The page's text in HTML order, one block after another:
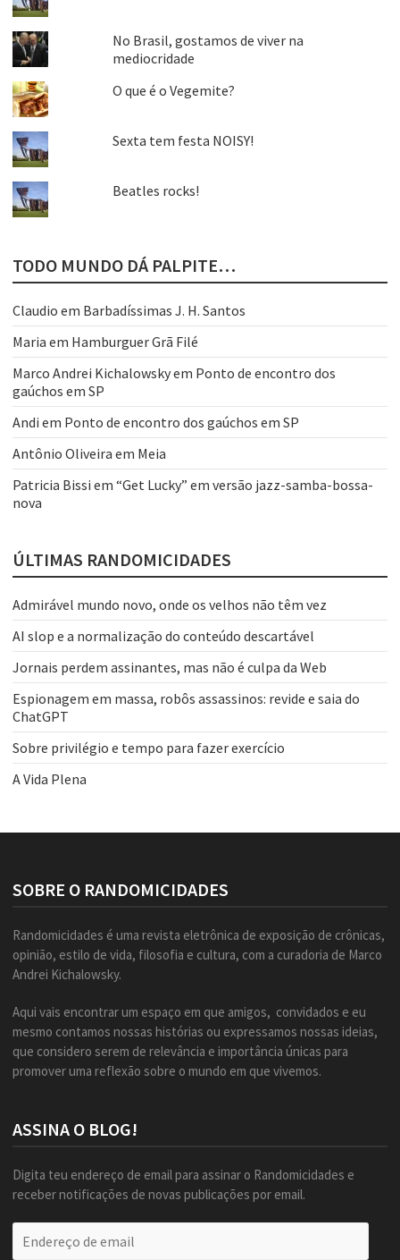
No Brasil, gostamos de viver na
mediocridade
O que é o Vegemite?
Sexta tem festa NOISY!
Beatles rocks!
TODO MUNDO DÁ PALPITE…
Claudio em Barbadíssimas J. H. Santos
Maria em Hamburguer Grã Filé
Marco Andrei Kichalowskyem Ponto de encontro dos
gaúchos em SP
Andi em Ponto de encontro dos gaúchos em SP
Antônio Oliveira em Meia
Patricia Bissi em “Get Lucky” em versão jazz-samba-bossa-
nova
ÚLTIMAS RANDOMICIDADES
Admirável mundo novo, onde os velhos não têm vez
AI slop e a normalização do conteúdo descartável
Jornais perdem assinantes, mas não é culpa da Web
Espionagem em massa, robôs assassinos: revide e saia do
ChatGPT
Sobre privilégio e tempo para fazer exercício
A Vida Plena
SOBRE O RANDOMICIDADES
Randomicidades é uma revista eletrônica de exposição de crônicas,
opinião, estilo de vida, filosofia e cultura, com a curadoria de Marco
Andrei Kichalowsky.
Aqui vais encontrar um espaço em que amigos, convidados e eu
mesmo contamos nossas histórias ou expressamos nossas ideias,
que considero serem de relevância e importância únicas para
promover uma reflexão sobre o mundo em que vivemos.
ASSINA O BLOG!
Digita teu endereço de email para assinar o Randomicidades e
receber notificações de novas publicações por email.
de